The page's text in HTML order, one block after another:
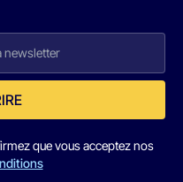
que vous acceptez nos